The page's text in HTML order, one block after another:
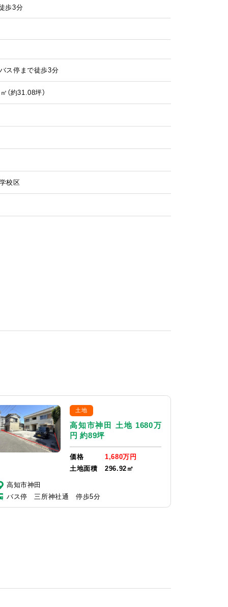
歩3分
ス停まで徒歩3分
（約31.08坪）
校区
土地
高知市神田 土地 1680万
円 約89坪
価格
1,680万円
土地面積
296.92㎡
高知市神田
バス停 三所神社通 停歩5分